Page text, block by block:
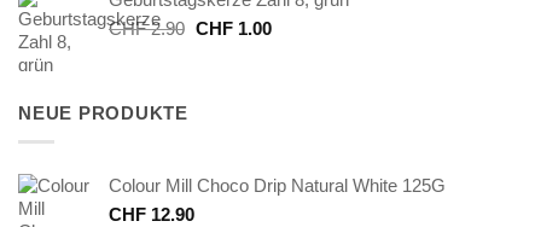
CHF2.90 Ursprünglicher
CHF1.00Aktueller
NEUE PRODUKTE
Colour Mill Choco Drip Natural White 125G
CHF 12.90